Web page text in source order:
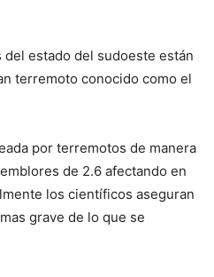
estado del sudoeste están
terremoto conocido como el
por terremotos de manera
de 2.6 afectando en
los científicos aseguran
grave de lo que se